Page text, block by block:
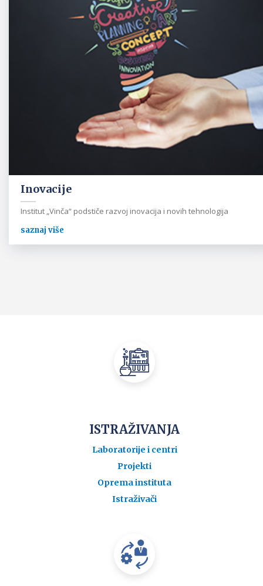
Inovacije
Institut „Vinča“ podstiče razvoj inovacija i novih tehnologija
saznaj više
ISTRAŽIVANJA
Laboratorije i centri
Projekti
Oprema instituta
Istraživači